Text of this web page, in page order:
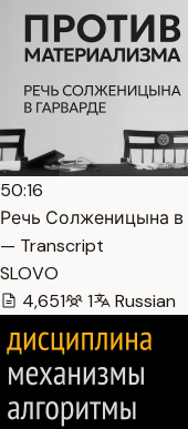
50:16
Речь Солженицына в
— Transcript
SLOVO
4,651
1 Russian